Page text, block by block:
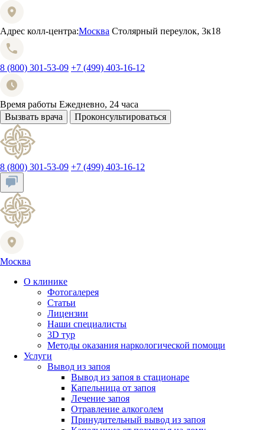
Адрес колл-центра:Москва Столярный переулок, 3к18
8 (800) 301-53-09 +7 (499) 403-16-12
Время работы Ежедневно, 24 часа
Вызвать врача
Проконсультироваться
8 (800) 301-53-09 +7 (499) 403-16-12
Москва
О клинике
Фотогалерея
Статьи
Лицензии
Наши специалисты
3D тур
Методы оказания наркологической помощи
Услуги
Вывод из запоя
Вывод из запоя в стационаре
Капельница от запоя
Лечение запоя
Отравление алкоголем
Принудительный вывод из запоя